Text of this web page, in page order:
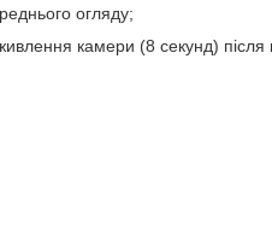
огляду;
камери (8 секунд)